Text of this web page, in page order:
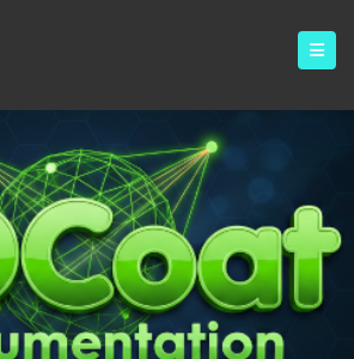
Print